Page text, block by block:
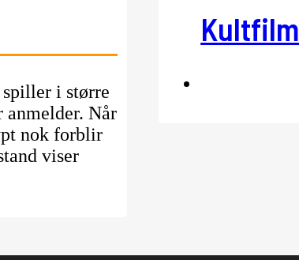
spiller i større
anmelder. Når
nok forblir
viser
Kultfilm